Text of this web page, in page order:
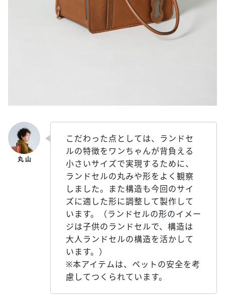
こだわった点としては、ランドセ
ルの特徴をワンちゃんが背負える
小さいサイズで実現するために、
ランドセルの丸みや形をよく観察
しました。また構造も今回のサイ
ズに適した形に調整して製作して
います。（ランドセルの形のイメー
ジは子供のランドセルで、構造は
大人ランドセルの構造を活かして
います。）
※本アイテムは、ペットの安全を考
慮してつくられています。